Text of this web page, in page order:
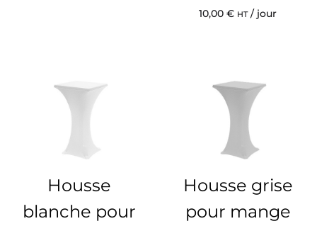
10,00 € HT/ jour
Housse
blanche pour
Housse grise
pour mange